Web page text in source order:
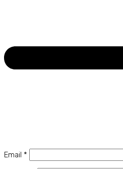
Email *